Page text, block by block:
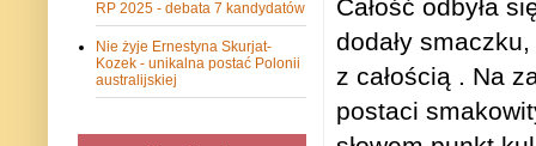
Całość odbyła
dodały
z całością . Na
postaci
RP 2025 - debata 7 kandydatów
Nie żyje Ernestyna Skurjat-
Kozek - unikalna postać Polonii
australijskiej